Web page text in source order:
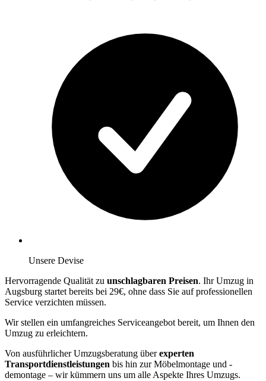
Unsere Devise
Hervorragende Qualität zu unschlagbaren Preisen. Ihr Umzug in
Augsburg startet bereits bei 29€, ohne dass Sie auf professionellen
Service verzichten müssen.
Wir stellen ein umfangreiches Serviceangebot bereit, um Ihnen den
Umzug zu erleichtern.
Von ausführlicher Umzugsberatung überexperten
Transportdienstleistungen bis hin zur Möbelmontage und -
demontage – wir kümmern uns um alle Aspekte Ihres Umzugs.